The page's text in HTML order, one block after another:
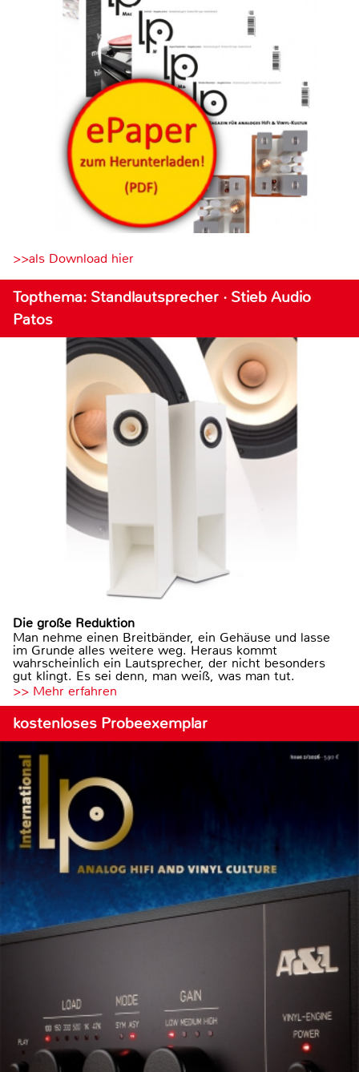
>>als Download hier
Topthema: Standlautsprecher · Stieb Audio
Patos
Die große Reduktion
Man nehme einen Breitbänder, ein Gehäuse und lasse
im Grunde alles weitere weg. Heraus kommt
wahrscheinlich ein Lautsprecher, der nicht besonders
gut klingt. Es sei denn, man weiß, was man tut.
>> Mehr erfahren
kostenloses Probeexemplar